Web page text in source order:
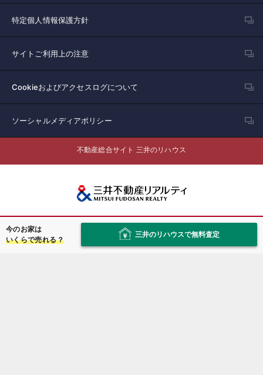
今のお家は
いくらで売れる？
三井のリハウスで無料査定
特定個人情報保護方針
サイトご利用上の注意
Cookieおよびアクセスログについて
ソーシャルメディアポリシー
不動産総合サイト 三井のリハウス
会社情報
採用情報